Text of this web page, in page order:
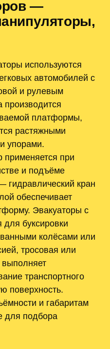
—
используются
автомобилей с
и рулевым
платформы,
растяжными
упорами.
применяется при
и подъёме
гидравлический кран
обеспечивает
Эвакуаторы с
для буксировки
колёсами или
тросовая или
выполняет
транспортного
поверхность.
и габаритам
для подбора